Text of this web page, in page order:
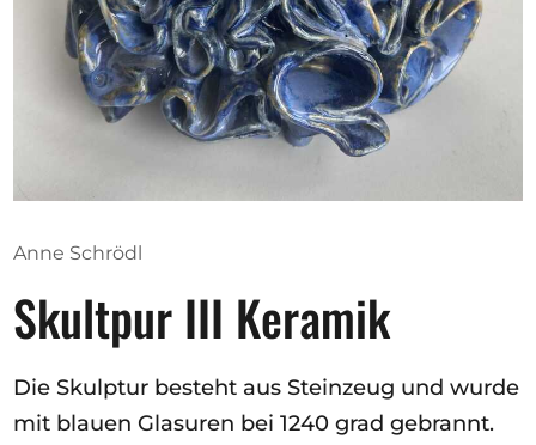
Ausschreibungen
Künstler:innen
Über uns
Partners
Kontakt
Anne Schrödl
Skultpur III Keramik
Die Skulptur besteht aus Steinzeug und wurde
mit blauen Glasuren bei 1240 grad gebrannt.